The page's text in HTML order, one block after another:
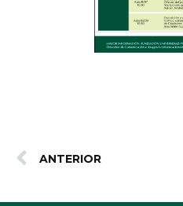
ANTERIOR